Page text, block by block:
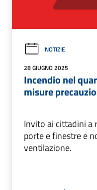
NOTIZIE
28 GIUGNO 2025
Incendio nel
misure
Invito ai cittadini a
porte e finestre e
ventilazione.